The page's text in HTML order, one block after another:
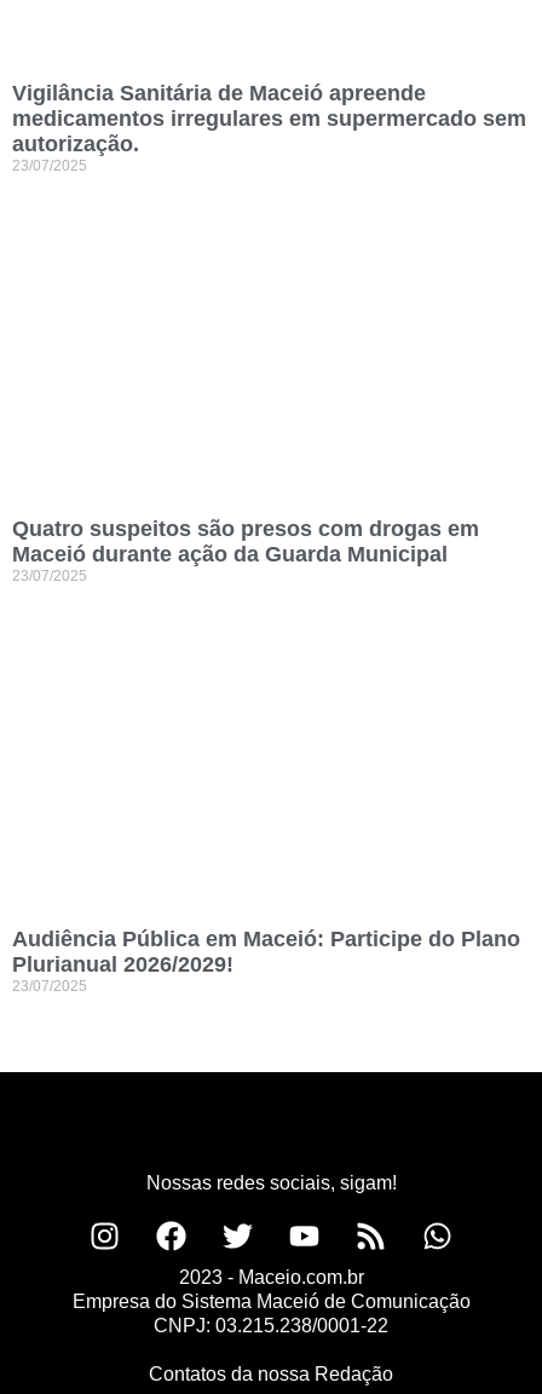
Vigilância Sanitária de Maceió apreende
medicamentos irregulares em supermercado sem
autorização.
23/07/2025
Quatro suspeitos são presos com drogas em
Maceió durante ação da Guarda Municipal
23/07/2025
Audiência Pública em Maceió: Participe do Plano
Plurianual 2026/2029!
23/07/2025
Nossas redes sociais, sigam!
2023 - Maceio.com.br
Empresa do Sistema Maceió de Comunicação
CNPJ: 03.215.238/0001-22
Contatos da nossa Redação